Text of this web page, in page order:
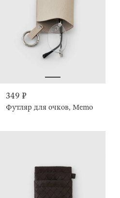
349 ₽
Футляр для очков, Memo